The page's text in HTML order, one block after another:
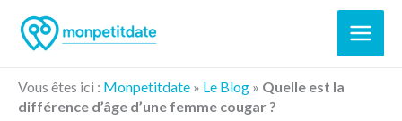
Vous êtes ici : Monpetitdate » Le Blog » Quelle est la
différence d’âge d’une femme cougar ?